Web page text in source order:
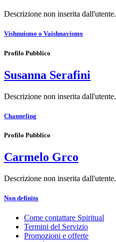
Descrizione non inserita dall'utente.
Vishnuismo o Vaishnavismo
Profilo Pubblico
Susanna Serafini
Descrizione non inserita dall'utente.
Channeling
Profilo Pubblico
Carmelo Grco
Descrizione non inserita dall'utente.
Non definito
Come contattare Spiritual
Termini del Servizio
Promozioni e offerte